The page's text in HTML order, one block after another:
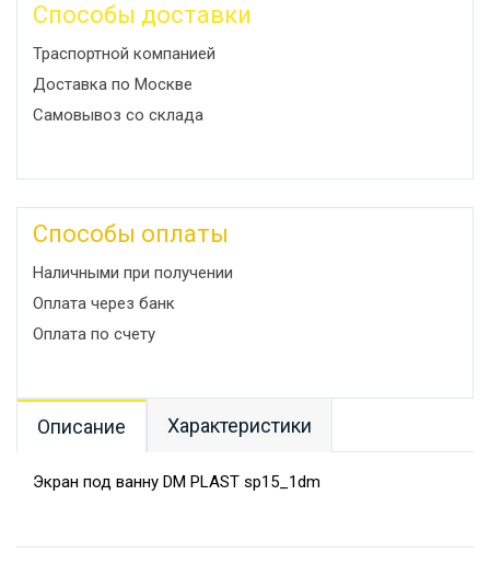
Способы доставки
Траспортной компанией
Доставка по Москве
Самовывоз со склада
Способы оплаты
Наличными при получении
Оплата через банк
Оплата по счету
Описание Характеристики
Экран под ванну DM PLAST sp15_1dm